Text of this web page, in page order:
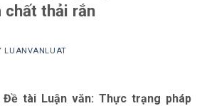
chất thải rắn
LUANVANLUAT
Đề tài Luận văn: Thực trạng pháp